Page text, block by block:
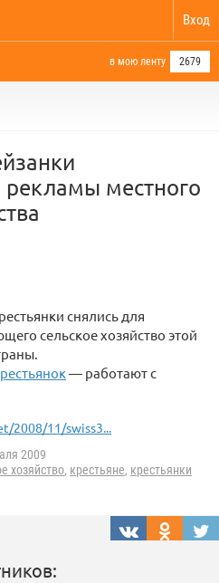
Вход
в мою ленту 2679
местного
снялись для
сельское хозяйство этой
— работают с
2008/11/swiss3...
2009
хозяйство, крестьяне, крестьянки